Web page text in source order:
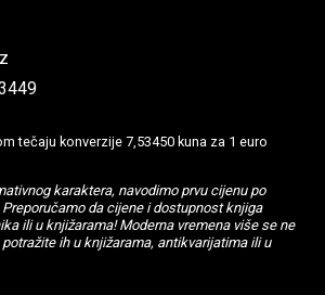
tečaju konverzije 7,53450 kuna za 1 euro
karaktera, navodimo prvu cijenu po
da cijene i dostupnost knjiga
ili u knjižarama! Moderna vremena više se ne
ih u knjižarama, antikvarijatima ili u